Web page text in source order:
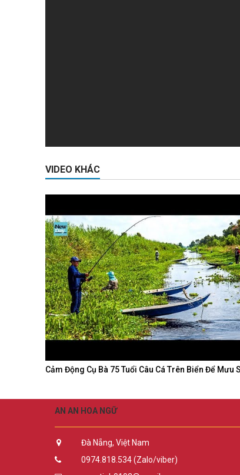
VIDEO KHÁC
Cảm Động Cụ Bà 75 Tuổi Câu Cá Trên Biển Để Mưu
AN AN HOA NGỮ
Đà Nẵng, Việt Nam
0974.818.534 (Zalo/viber)